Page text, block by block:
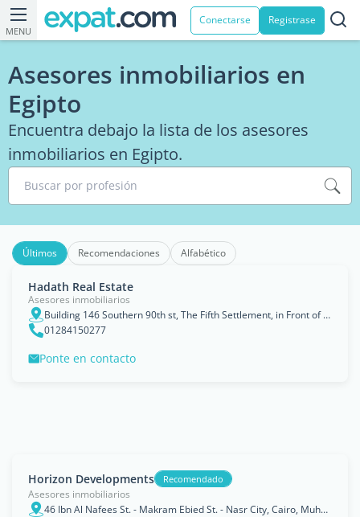
MENU
Conectarse Registrase
Asesores inmobiliarios en
Egipto
Encuentra debajo la lista de los asesores
inmobiliarios en Egipto.
Buscar por profesión
Últimos Recomendaciones Alfabético
Hadath Real Estate
Asesores inmobiliarios
Building 146 Southern 90th st, The Fifth Settlement, in Front of Dusit Thani Lakeview, New Cairo., Muḩāfaz̧at al Qāhirah
01284150277
Ponte en contacto
Horizon Developments Recomendado
Asesores inmobiliarios
46 Ibn Al Nafees St. - Makram Ebied St. - Nasr City, Cairo, Muhafazat al Qahirah